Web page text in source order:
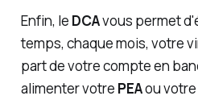
Enfin, le DCAvous permet
temps, chaque mois, votre
part de votre compte en
alimenter votre PEAou votre